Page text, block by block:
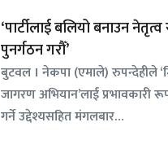
‘पार्टीलाई बलियो बनाउन नेतृत्व
पुनर्गठन गरौँ’
बुटवल । नेकपा (एमाले) रुपन्देहीले
जागरण अभियान’लाई प्रभावकारी
गर्ने उद्देश्यसहित मंगलबार…